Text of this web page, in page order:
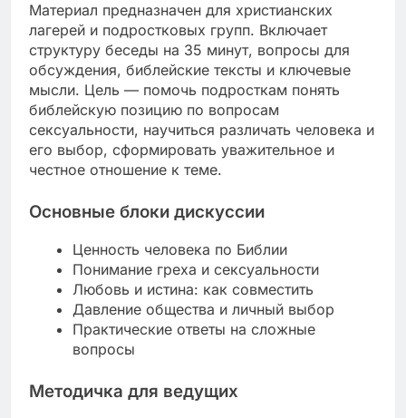
Материал предназначен для христианских
лагерей и подростковых групп. Включает
структуру беседы на 35 минут, вопросы для
обсуждения, библейские тексты и ключевые
мысли. Цель — помочь подросткам понять
библейскую позицию по вопросам
сексуальности, научиться различать человека и
его выбор, сформировать уважительное и
честное отношение к теме.
Основные блоки дискуссии
Ценность человека по Библии
Понимание греха и сексуальности
Любовь и истина: как совместить
Давление общества и личный выбор
Практические ответы на сложные
вопросы
Методичка для ведущих